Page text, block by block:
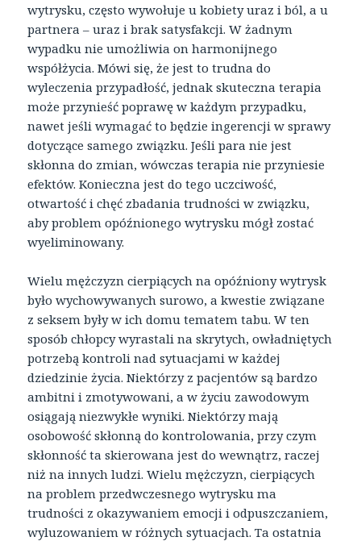
wytrysku, często wywołuje u kobiety uraz i ból, a u
partnera – uraz i brak satysfakcji. W żadnym
wypadku nie umożliwia on harmonijnego
współżycia. Mówi się, że jest to trudna do
wyleczenia przypadłość, jednak skuteczna terapia
może przynieść poprawę w każdym przypadku,
nawet jeśli wymagać to będzie ingerencji w sprawy
dotyczące samego związku. Jeśli para nie jest
skłonna do zmian, wówczas terapia nie przyniesie
efektów. Konieczna jest do tego uczciwość,
otwartość i chęć zbadania trudności w związku,
aby problem opóźnionego wytrysku mógł zostać
wyeliminowany.
Wielu mężczyzn cierpiących na opóźniony wytrysk
było wychowywanych surowo, a kwestie związane
z seksem były w ich domu tematem tabu. W ten
sposób chłopcy wyrastali na skrytych, owładniętych
potrzebą kontroli nad sytuacjami w każdej
dziedzinie życia. Niektórzy z pacjentów są bardzo
ambitni i zmotywowani, a w życiu zawodowym
osiągają niezwykłe wyniki. Niektórzy mają
osobowość skłonną do kontrolowania, przy czym
skłonność ta skierowana jest do wewnątrz, raczej
niż na innych ludzi. Wielu mężczyzn, cierpiących
na problem przedwczesnego wytrysku ma
trudności z okazywaniem emocji i odpuszczaniem,
wyluzowaniem w różnych sytuacjach. Ta ostatnia